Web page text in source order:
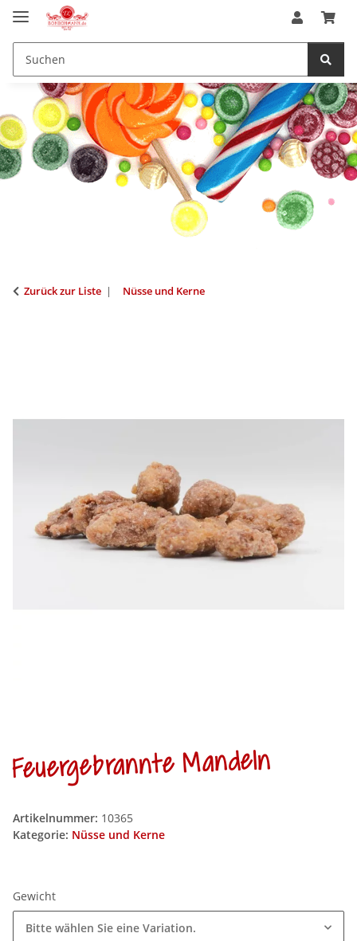
Zurück zur Liste Nüsse und Kerne
Feuergebrannte Mandeln
Artikelnummer: 10365
Kategorie: Nüsse und Kerne
Gewicht
Bitte wählen Sie eine Variation.